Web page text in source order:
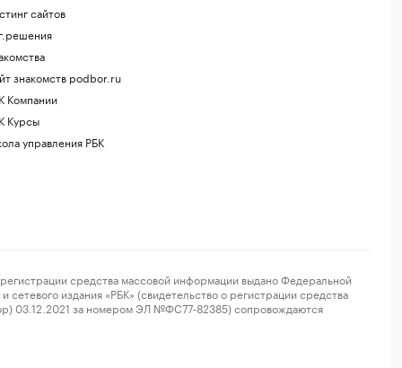
сайтов
знакомств podbor.ru
Компании
Курсы
управления РБК
средства массовой информации выдано Федеральной
издания «РБК» (свидетельство о регистрации средства
03.12.2021 за номером ЭЛ №ФС77-82385) сопровождаются